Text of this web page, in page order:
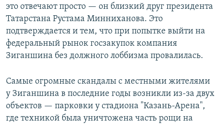
это отвечают просто — он близкий друг президента
Татарстана Рустама Минниханова. Это
подтверждается и тем, что при попытке выйти на
федеральный рынок госзакупок компания
Зиганшина без должного лоббизма провалилась.
Самые огромные скандалы с местными жителями
у Зиганшина в последние годы возникли из-за двух
объектов — парковки у стадиона "Казань-Арена",
где техникой была уничтожена часть рощи на